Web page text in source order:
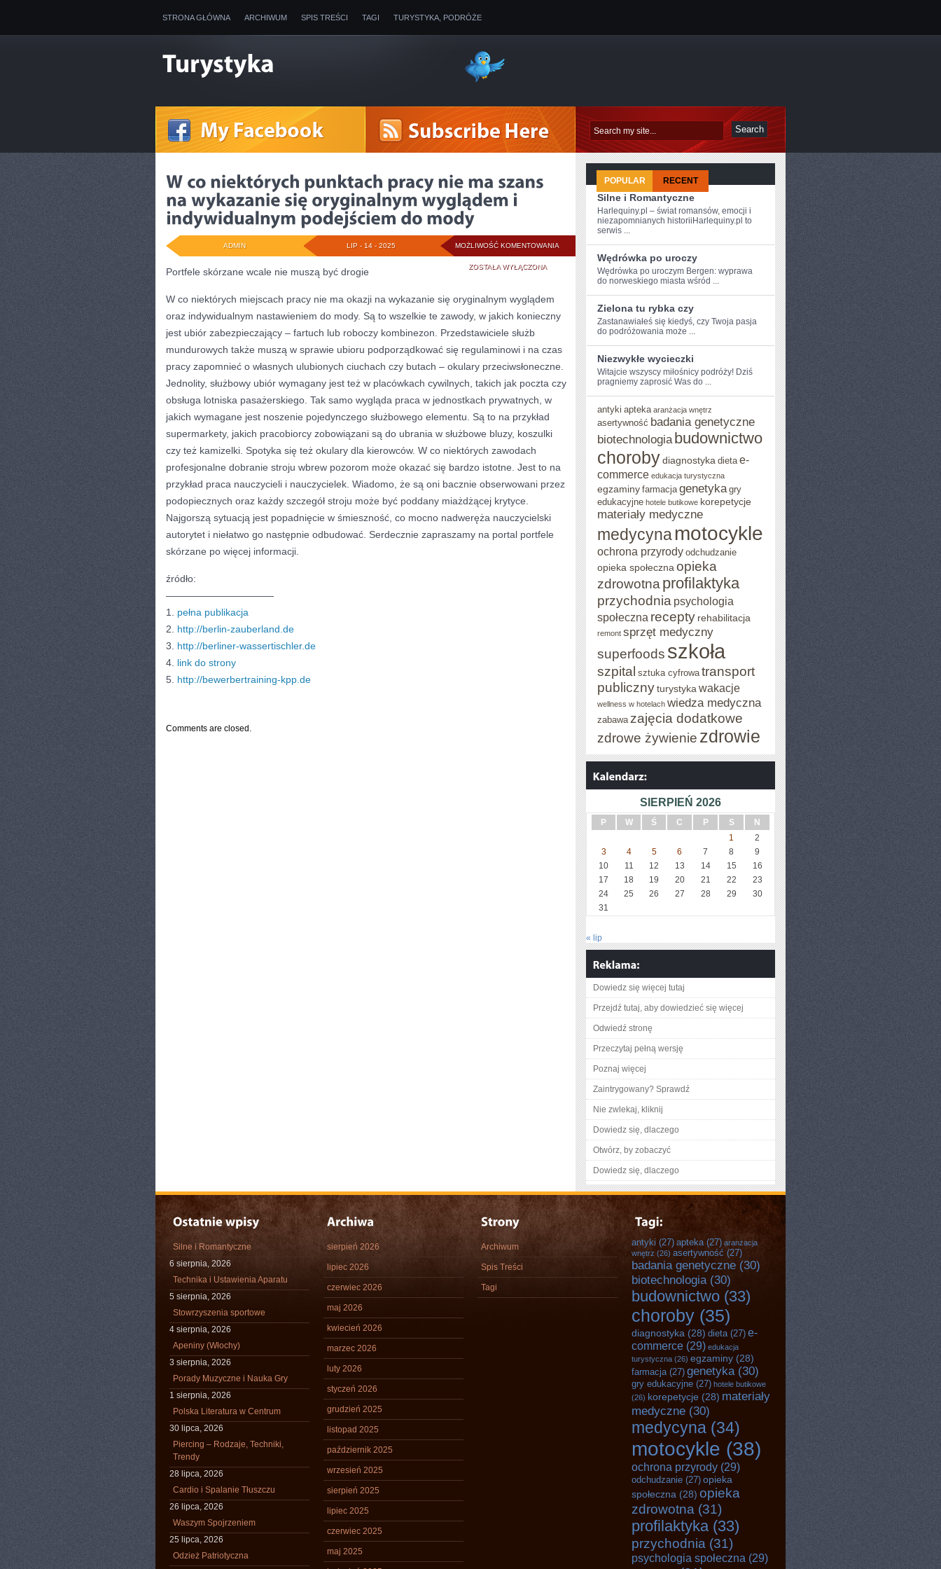
STRONA GŁÓWNA ARCHIWUM SPIS TREŚCI TAGI TURYSTYKA, PODRÓŻE
MOŻLIWOŚĆ KOMENTOWANIA
NIEKTÓRYCH
PUNKTACH
PRACY
NIE
MA
SZANS
WYKAZANIE
ORYGINALNYM
WYGLĄDEM
INDYWIDUALNYM
PODEJŚCIEM
MODY
ZOSTAŁA WYŁĄCZONA
LIP - 14 - 2025
ADMIN
Portfele skórzane wcale nie muszą być drogie
W co niektórych miejscach pracy nie ma okazji na wykazanie się oryginalnym wyglądem
oraz indywidualnym nastawieniem do mody. Są to wszelkie te zawody, w jakich konieczny
jest ubiór zabezpieczający – fartuch lub roboczy kombinezon. Przedstawiciele służb
mundurowych także muszą w sprawie ubioru podporządkować się regulaminowi i na czas
pracy zapomnieć o własnych ulubionych ciuchach czy butach – okulary przeciwsłoneczne.
Jednolity, służbowy ubiór wymagany jest też w placówkach cywilnych, takich jak poczta czy
obsługa lotniska pasażerskiego. Tak samo wygląda praca w jednostkach prywatnych, w
jakich wymagane jest noszenie pojedynczego służbowego elementu. Są to na przykład
supermarkety, jakich pracobiorcy zobowiązani są do ubrania w służbowe bluzy, koszulki
czy też kamizelki. Spotyka się też okulary dla kierowców. W co niektórych zawodach
profesjonalne dobranie stroju wbrew pozorom może okazać się bardzo istotne. Jest to na
przykład praca nauczycieli i nauczycielek. Wiadomo, że są oni bacznie obserwowani przez
podopiecznych oraz każdy szczegół stroju może być poddany miażdżącej krytyce.
Najgorszą sytuacją jest popadnięcie w śmieszność, co mocno nadweręża nauczycielski
autorytet i niełatwo go następnie odbudować. Serdecznie zapraszamy na portal portfele
skórzane po więcej informacji.
źródło:
———————————
1. pełna publikacja
2. http://berlin-zauberland.de
3. http://berliner-wassertischler.de
4. link do strony
5. http://bewerbertraining-kpp.de
Comments are closed.
POPULAR RECENT
Silne i Romantyczne
Harlequiny.pl – świat romansów, emocji i
niezapomnianych historiiHarlequiny.pl to
serwis ...
Wędrówka po uroczy
Wędrówka⁤ po ‍uroczym Bergen: ⁣wyprawa
do⁢ norweskiego miasta wśród ...
Zielona tu rybka czy
Zastanawiałeś się kiedyś, czy Twoja⁢ pasja⁤
do podróżowania ‌może ...
Niezwykłe wycieczki
Witajcie wszyscy miłośnicy podróży! Dziś​
pragniemy zaprosić Was do ...
antyki apteka aranżacja wnętrz
asertywność badania genetyczne
biotechnologia budownictwo
chorobydiagnostyka dieta e-
commerce edukacja turystyczna
egzaminy farmacja genetyka gry
edukacyjne hotele butikowe korepetycje
materiały medyczne
medycynamotocykle
ochrona przyrody odchudzanie
opieka społeczna opieka
zdrowotna profilaktyka
przychodnia psychologia
społeczna recepty rehabilitacja
remont sprzęt medyczny
superfoods szkoła
szpital sztuka cyfrowa transport
publicznyturystyka wakacje
wellness w hotelach wiedza medyczna
zabawa zajęcia dodatkowe
zdrowe żywienie zdrowie
SIERPIEŃ 2026
P W Ś C P S
N
1
2
3
4 5 6 7 8
9
10
11 12 13 14 15
16
17
18 19 20 21 22
23
24
25 26 27 28 29
30
31
« lip
Dowiedz się więcej tutaj
Przejdź tutaj, aby dowiedzieć się więcej
Odwiedź stronę
Przeczytaj pełną wersję
Poznaj więcej
Zaintrygowany? Sprawdź
Nie zwlekaj, kliknij
Dowiedz się, dlaczego
Otwórz, by zobaczyć
Dowiedz się, dlaczego
Silne i Romantyczne
6 sierpnia, 2026
Technika i Ustawienia Aparatu
5 sierpnia, 2026
Stowrzyszenia sportowe
4 sierpnia, 2026
Apeniny (Włochy)
3 sierpnia, 2026
Porady Muzyczne i Nauka Gry
1 sierpnia, 2026
Polska Literatura w Centrum
30 lipca, 2026
Piercing – Rodzaje, Techniki,
Trendy
28 lipca, 2026
Cardio i Spalanie Tłuszczu
26 lipca, 2026
Waszym Spojrzeniem
25 lipca, 2026
Odzież Patriotyczna
sierpień 2026
lipiec 2026
czerwiec 2026
maj 2026
kwiecień 2026
marzec 2026
luty 2026
styczeń 2026
grudzień 2025
listopad 2025
październik 2025
wrzesień 2025
sierpień 2025
lipiec 2025
czerwiec 2025
maj 2025
Archiwum
Spis Treści
Tagi
antyki (27) apteka(27) aranżacja
wnętrz (26) asertywność (27)
badania genetyczne (30)
biotechnologia(30)
budownictwo (33)
choroby (35)
diagnostyka (28) dieta(27) e-
commerce (29) edukacja
turystyczna (26) egzaminy (28)
farmacja(27) genetyka(30)
gry edukacyjne (27) hotele butikowe
(26) korepetycje (28) materiały
medyczne (30)
medycyna (34)
motocykle (38)
ochrona przyrody (29)
odchudzanie (27) opieka
społeczna (28) opieka
zdrowotna (31)
profilaktyka(33)
przychodnia (31)
psychologia społeczna (29)